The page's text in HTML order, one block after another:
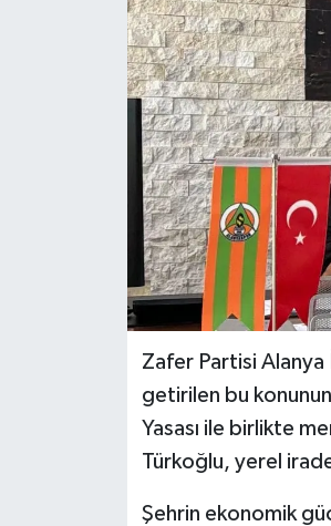
Zafer Partisi Alanya
getirilen bu
Yasası ile birlikte
Türkoğlu, yerel
Şehrin ekonomik